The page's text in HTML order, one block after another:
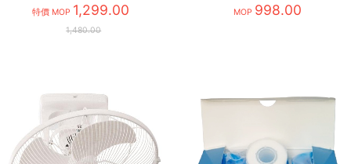
UZC2000E/EUC2000
特價 MOP 1,299.00
1,480.00
MOP 998.00